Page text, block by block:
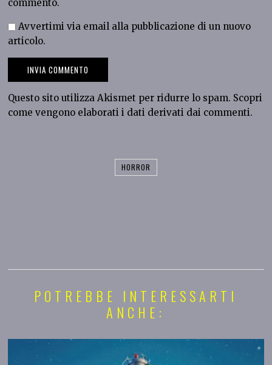
commento.
Avvertimi via email alla pubblicazione di un nuovo
articolo.
Questo sito utilizza Akismet per ridurre lo spam. Scopri
come vengono elaborati i dati derivati dai commenti.
HORROR
POTREBBE INTERESSARTI
ANCHE: